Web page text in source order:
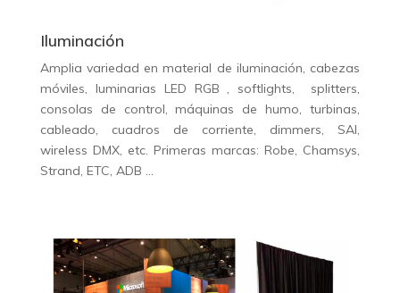
Iluminación
Amplia variedad en material de iluminación, cabezas
móviles, luminarias LED RGB , softlights, splitters,
consolas de control, máquinas de humo, turbinas,
cableado, cuadros de corriente, dimmers, SAI,
wireless DMX, etc. Primeras marcas: Robe, Chamsys,
Strand, ETC, ADB …